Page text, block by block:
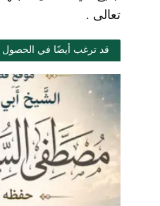
تعالى .
قد ترغب أيضًا في